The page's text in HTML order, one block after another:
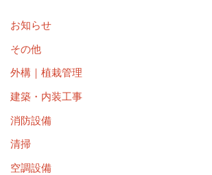
お知らせ
その他
外構｜植栽管理
建築・内装工事
消防設備
清掃
空調設備